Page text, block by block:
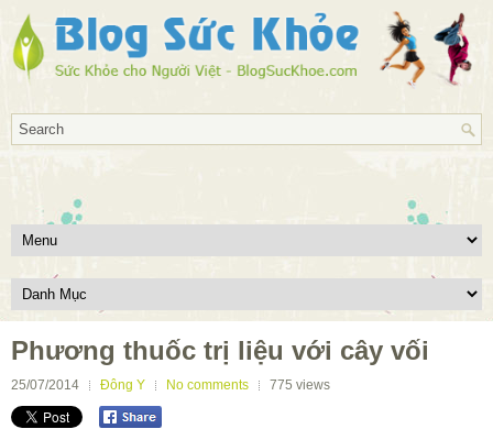
Phương thuốc trị liệu với cây vối
25/07/2014 Đông Y No comments 775 views